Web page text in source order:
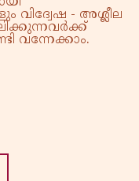
- അശ്ലീല
വന്നേക്കാം.